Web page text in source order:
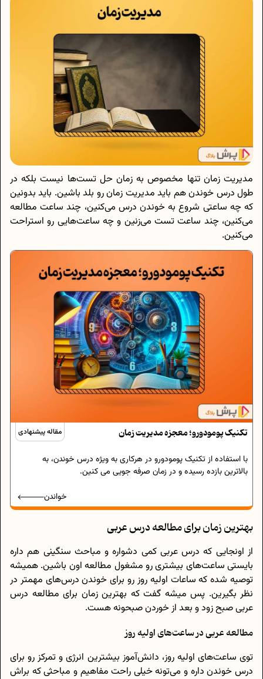
مدیریت زمان تنها مخصوص به زمان حل تست‌ها نیست بلکه در
طول درس خوندن هم باید مدیریت زمان رو بلد باشین. باید بدونین
که چه ساعتی شروع به خوندن درس می‌کنین، چند ساعت مطالعه
می‌کنین، چند ساعت تست می‌زنین و چه ساعت‌هایی رو استراحت
می‌کنین.
مقاله پیشنهادی تکنیک پومودورو؛ معجزه مدیریت زمان
با استفاده از تکنیک پومودورو در هرکاری به ویژه درس خوندن، به
بالاترین بازده رسیده و در زمان صرفه جویی می کنین.
خواندن
بهترین زمان برای مطالعه درس عربی
از اونجایی که درس عربی کمی دشواره و مباحث سنگینی هم داره
بایستی ساعت‌های بیشتری رو مشغول مطالعه‌ اون باشین. همیشه
توصیه شده که ساعات اولیه روز رو برای خوندن درس‌های مهمتر در
نظر بگیرین. پس میشه گفت که بهترین زمان برای مطالعه درس
عربی صبح زود و بعد از خوردن صبحونه هست.
مطالعه عربی در ساعت‌های اولیه روز
توی ساعت‌های اولیه روز، دانش‌آموز بیشترین انرژی و تمرکز رو برای
درس خوندن داره و می‌تونه خیلی راحت مفاهیم و مباحثی که براش